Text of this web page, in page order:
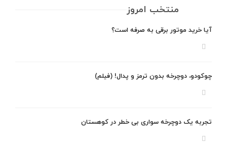
منتخب امروز
آیا خرید موتور برقی به صرفه است؟
چوکودو، دوچرخه بدون ترمز و پدال! (فیلم)
تجربه یک دوچرخه سواری بی خطر در کوهستان